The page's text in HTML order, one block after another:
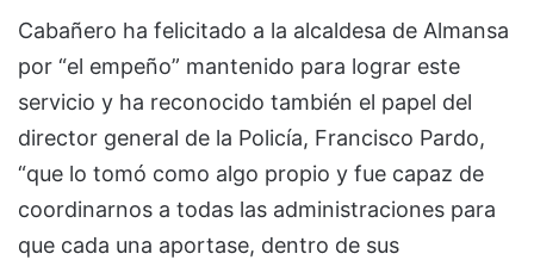
Cabañero ha felicitado a la alcaldesa de Almansa
por “el empeño” mantenido para lograr este
servicio y ha reconocido también el papel del
director general de la Policía, Francisco Pardo,
“que lo tomó como algo propio y fue capaz de
coordinarnos a todas las administraciones para
que cada una aportase, dentro de sus